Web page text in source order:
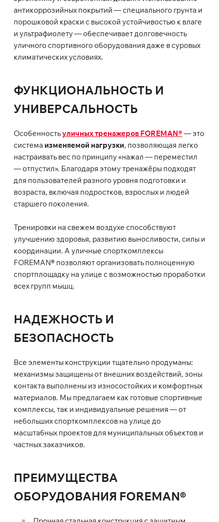
антикоррозийных покрытий — специального грунта и
порошковой краски с высокой устойчивостью к влаге
и ультрафиолету — обеспечивает долговечность
уличного спортивного оборудования даже в суровых
климатических условиях.
ФУНКЦИОНАЛЬНОСТЬ И
УНИВЕРСАЛЬНОСТЬ
Особенностьуличных тренажеров FOREMAN®— это
система изменяемой нагрузки, позволяющая легко
настраивать вес по принципу «нажал — переместил
— отпустил». Благодаря этому тренажёры подходят
для пользователей разного уровня подготовки и
возраста, включая подростков, взрослых и людей
старшего поколения.
Тренировки на свежем воздухе способствуют
улучшению здоровья, развитию выносливости, силы и
координации. А уличные спорткомплексы
FOREMAN® позволяют организовать полноценную
спортплощадку на улице с возможностью проработки
всех групп мышц.
НАДЕЖНОСТЬ И
БЕЗОПАСНОСТЬ
Все элементы конструкции тщательно продуманы:
механизмы защищены от внешних воздействий, зоны
контакта выполнены из износостойких и комфортных
материалов. Мы предлагаем как готовые спортивные
комплексы, так и индивидуальные решения — от
небольших спорткомплексов на улице до
масштабных проектов для муниципальных объектов и
частных заказчиков.
ПРЕИМУЩЕСТВА
ОБОРУДОВАНИЯ FOREMAN®